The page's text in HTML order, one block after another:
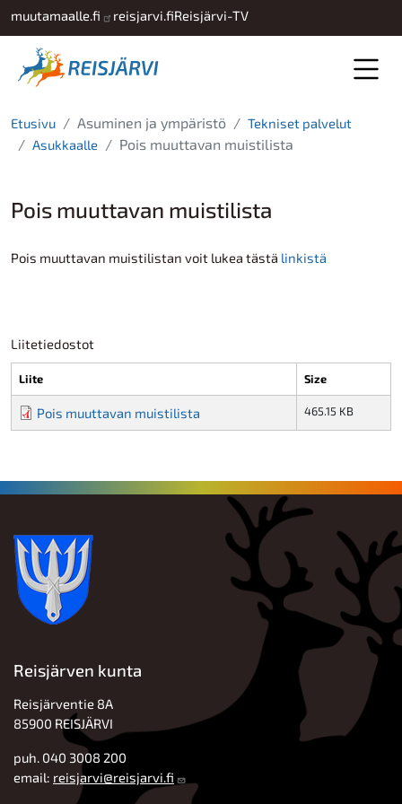
Hyppää pääsisältöön
muutamaalle.fi reisjarvi.fiReisjärvi-TV
Etusivu Asuminen ja ympäristö
Tekniset palvelut
Asukkaalle
Pois muuttavan muistilista
Pois muuttavan muistilista
Pois muuttavan muistilistan voit lukea tästä linkistä
Liitetiedostot
Liite Size
Pois muuttavan muistilista 465.15 KB
Reisjärven kunta
Reisjärventie 8A
85900 REISJÄRVI
puh. 040 3008 200
email: reisjarvi@reisjarvi.fi